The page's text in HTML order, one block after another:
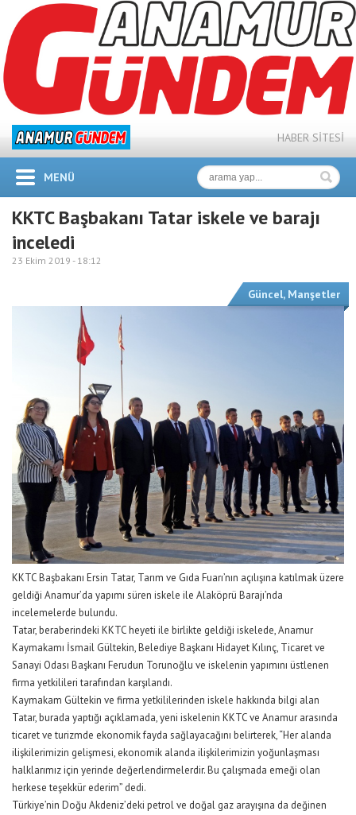
HABER SİTESİ
MENÜ
KKTC Başbakanı Tatar iskele ve barajı
inceledi
23 Ekim 2019 - 18:12
Güncel, Manşetler
KKTC Başbakanı Ersin Tatar, Tarım ve Gıda Fuarı’nın açılışına katılmak üzere
geldiği Anamur’da yapımı süren iskele ile Alaköprü Barajı’nda
incelemelerde bulundu.
Tatar, beraberindeki KKTC heyeti ile birlikte geldiği iskelede, Anamur
Kaymakamı İsmail Gültekin, Belediye Başkanı Hidayet Kılınç, Ticaret ve
Sanayi Odası Başkanı Ferudun Torunoğlu ve iskelenin yapımını üstlenen
firma yetkilileri tarafından karşılandı.
Kaymakam Gültekin ve firma yetkililerinden iskele hakkında bilgi alan
Tatar, burada yaptığı açıklamada, yeni iskelenin KKTC ve Anamur arasında
ticaret ve turizmde ekonomik fayda sağlayacağını belirterek, “Her alanda
ilişkilerimizin gelişmesi, ekonomik alanda ilişkilerimizin yoğunlaşması
halklarımız için yerinde değerlendirmelerdir. Bu çalışmada emeği olan
herkese teşekkür ederim” dedi.
Türkiye’nin Doğu Akdeniz’deki petrol ve doğal gaz arayışına da değinen